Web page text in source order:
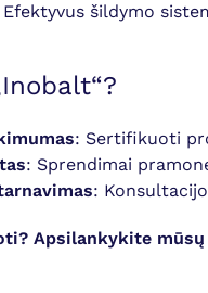
Efektyvus šildymo
: Sertifikuoti
: Sprendimai
:
Apsilankykite